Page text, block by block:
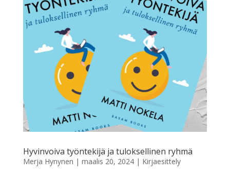
Hyvinvoiva työntekijä ja tuloksellinen ryhmä
Merja Hynynen | maalis 20, 2024| Kirjaesittely